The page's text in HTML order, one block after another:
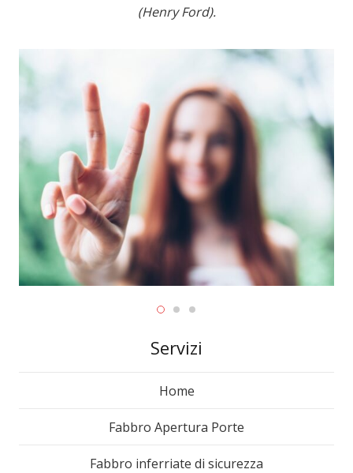
(Henry Ford).
Servizi
Home
Fabbro Apertura Porte
Fabbro inferriate di sicurezza